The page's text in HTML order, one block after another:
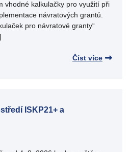
vhodné kalkulačky pro využití při
návratových grantů.
pro návratové granty“
Číst více
ISKP21+ a